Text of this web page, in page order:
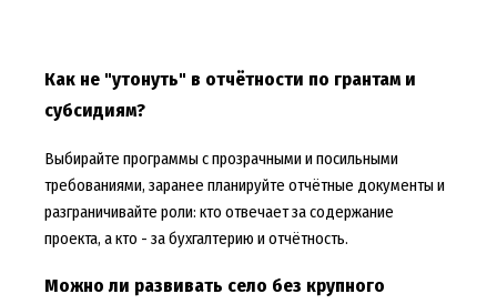
Как не "утонуть" в отчётности по грантам и
субсидиям?
Выбирайте программы с прозрачными и посильными
требованиями, заранее планируйте отчётные документы и
разграничивайте роли: кто отвечает за содержание
проекта, а кто - за бухгалтерию и отчётность.
Можно ли развивать село без крупного